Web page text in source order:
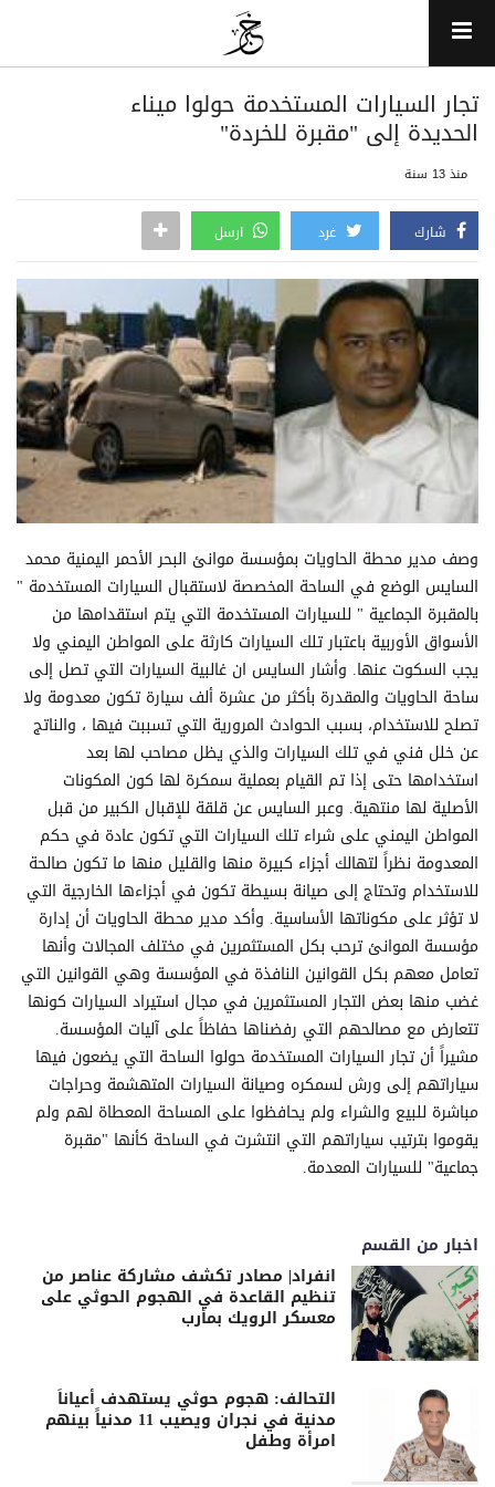
تجار السيارات المستخدمة حولوا ميناء
الحديدة إلى "مقبرة للخردة"
منذ 13 سنة
شارك غرد ارسل
وصف مدير محطة الحاويات بمؤسسة موانئ البحر الأحمر اليمنية محمد
السايس الوضع في الساحة المخصصة لاستقبال السيارات المستخدمة "
بالمقبرة الجماعية " للسيارات المستخدمة التي يتم استقدامها من
الأسواق الأوربية باعتبار تلك السيارات كارثة على المواطن اليمني ولا
يجب السكوت عنها. وأشار السايس ان غالبية السيارات التي تصل إلى
ساحة الحاويات والمقدرة بأكثر من عشرة ألف سيارة تكون معدومة ولا
تصلح للاستخدام، بسبب الحوادث المرورية التي تسببت فيها ، والناتج
عن خلل فني في تلك السيارات والذي يظل مصاحب لها بعد
استخدامها حتى إذا تم القيام بعملية سمكرة لها كون المكونات
الأصلية لها منتهية. وعبر السايس عن قلقة للإقبال الكبير من قبل
المواطن اليمني على شراء تلك السيارات التي تكون عادة في حكم
المعدومة نظراً لتهالك أجزاء كبيرة منها والقليل منها ما تكون صالحة
للاستخدام وتحتاج إلى صيانة بسيطة تكون في أجزاءها الخارجية التي
لا تؤثر على مكوناتها الأساسية. وأكد مدير محطة الحاويات أن إدارة
مؤسسة الموانئ ترحب بكل المستثمرين في مختلف المجالات وأنها
تعامل معهم بكل القوانين النافذة في المؤسسة وهي القوانين التي
غضب منها بعض التجار المستثمرين في مجال استيراد السيارات كونها
تتعارض مع مصالحهم التي رفضناها حفاظاً على آليات المؤسسة.
مشيراً أن تجار السيارات المستخدمة حولوا الساحة التي يضعون فيها
سياراتهم إلى ورش لسمكره وصيانة السيارات المتهشمة وحراجات
مباشرة للبيع والشراء ولم يحافظوا على المساحة المعطاة لهم ولم
يقوموا بترتيب سياراتهم التي انتشرت في الساحة كأنها "مقبرة
جماعية" للسيارات المعدمة.
اخبار من القسم
انفراد| مصادر تكشف مشاركة عناصر من
تنظيم القاعدة في الهجوم الحوثي على
معسكر الرويك بمأرب
التحالف: هجوم حوثي يستهدف أعياناً
مدنية في نجران ويصيب 11 مدنياً بينهم
امرأة وطفل